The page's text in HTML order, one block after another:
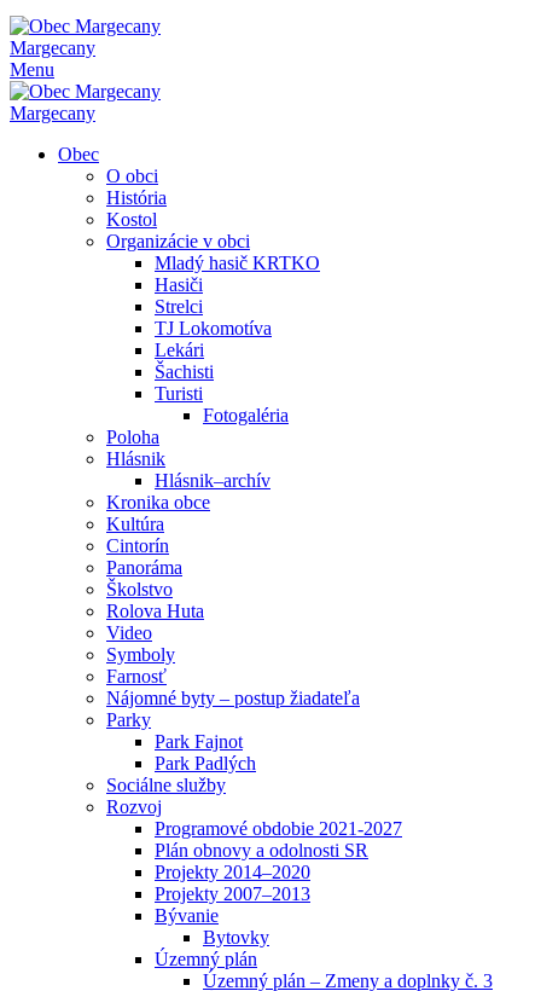
Margecany
Menu
Margecany
Obec
O obci
História
Kostol
Organizácie v obci
Mladý hasič KRTKO
Hasiči
Strelci
TJ Lokomotíva
Lekári
Šachisti
Turisti
Fotogaléria
Poloha
Hlásnik
Hlásnik–archív
Kronika obce
Kultúra
Cintorín
Panoráma
Školstvo
Rolova Huta
Video
Symboly
Farnosť
Nájomné byty – postup žiadateľa
Parky
Park Fajnot
Park Padlých
Sociálne služby
Rozvoj
Programové obdobie 2021-2027
Plán obnovy a odolnosti SR
Projekty 2014–2020
Projekty 2007–2013
Bývanie
Bytovky
Územný plán
Územný plán – Zmeny a doplnky č. 3